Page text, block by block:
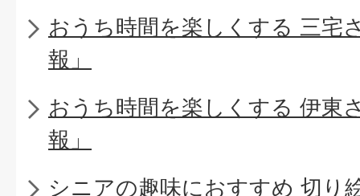
おうち時間を楽しくする 三宅
報」
おうち時間を楽しくする 伊東
報」
シニアの趣味におすすめ 切り